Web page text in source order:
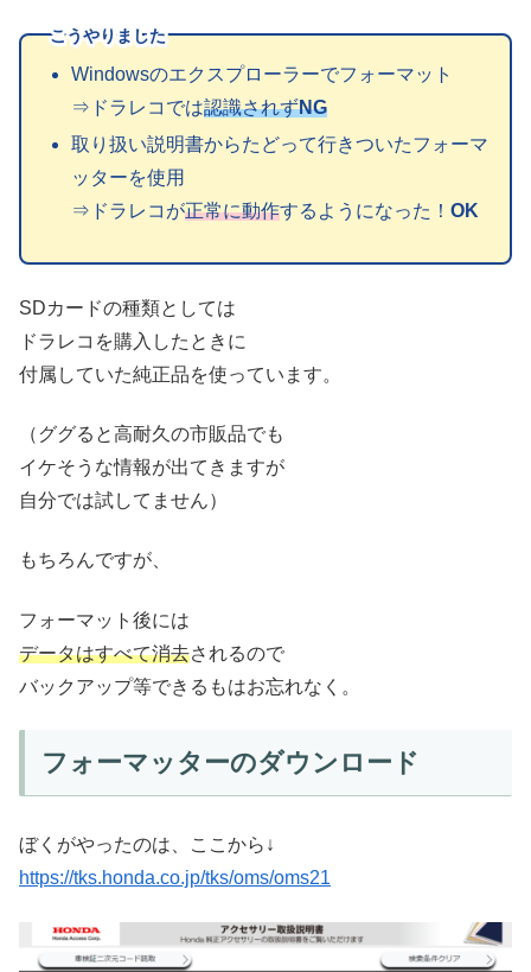
こうやりました
Windowsのエクスプローラーでフォーマット
⇒ドラレコでは認識されずNG
取り扱い説明書からたどって行きついたフォーマ
ッターを使用
⇒ドラレコが正常に動作するようになった！ OK
SDカードの種類としては
ドラレコを購入したときに
付属していた純正品を使っています。
（ググると高耐久の市販品でも
イケそうな情報が出てきますが
自分では試してません）
もちろんですが、
フォーマット後には
データはすべて消去されるので
バックアップ等できるもはお忘れなく。
フォーマッターのダウンロード
ぼくがやったのは、ここから↓
https://tks.honda.co.jp/tks/oms/oms21